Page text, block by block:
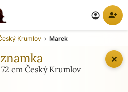
account_circle person_add
✕
Krumlov Marek
cm Český Krumlov